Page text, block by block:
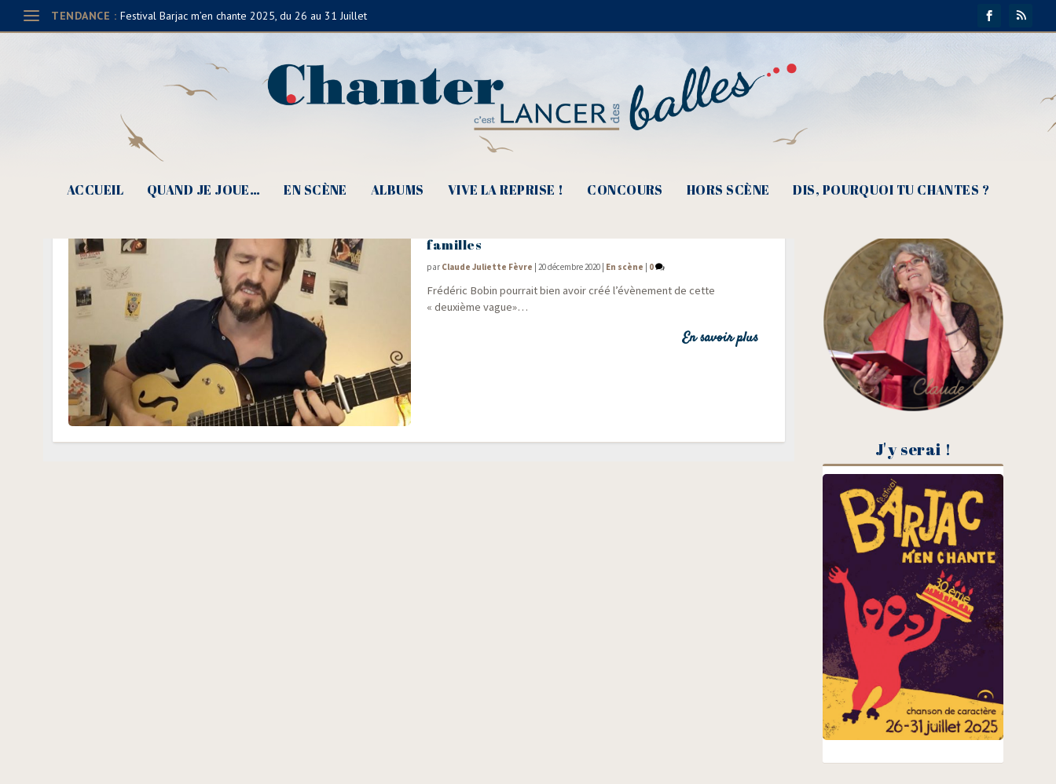
TENDANCE : Festival Barjac m’en chante 2025, du 26 au 31 Juillet
ACCUEIL QUAND JE JOUE… EN SCÈNE ALBUMS VIVE LA REPRISE ! CONCOURS HORS SCÈNE DIS, POURQUOI TU CHANTES ?
familles
par Claude Juliette Fèvre |20 décembre 2020 En scène 0
Fré­dé­ric Bobin pour­rait bien avoir créé l’évènement de cette
« deuxième vague»…
En savoir plus
J'y serai !